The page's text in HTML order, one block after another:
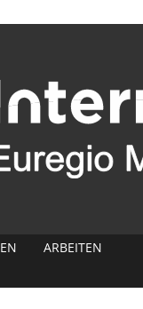
ARBEITEN